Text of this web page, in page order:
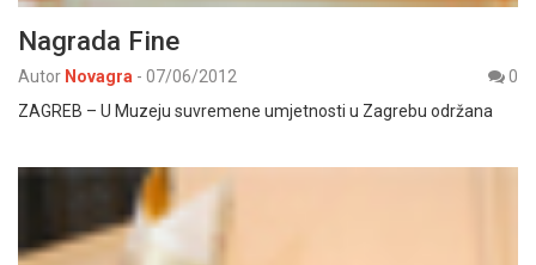
Nagrada Fine
Autor Novagra - 07/06/2012
0
ZAGREB – U Muzeju suvremene umjetnosti u Zagrebu održana